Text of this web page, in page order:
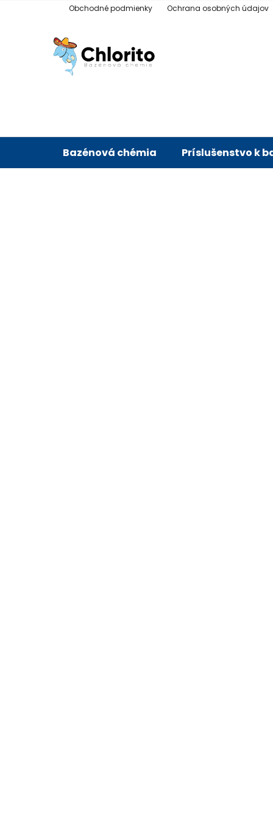
Obchodné podmienky Ochrana osobných údajov
Bazénová chémia Príslušenstvo k